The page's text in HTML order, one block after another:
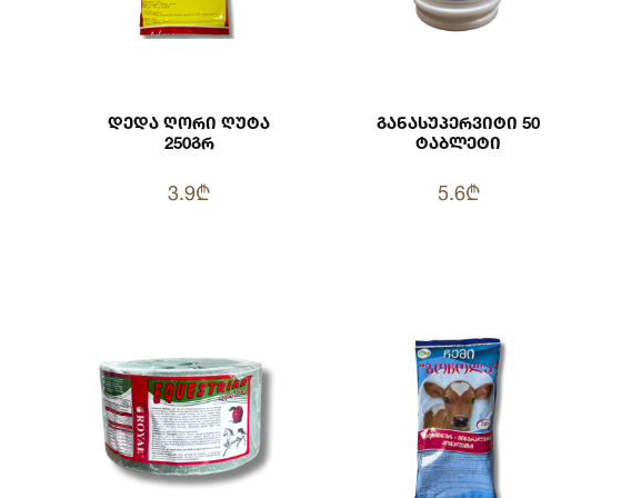
Დედა Ღორი Ღუტა
250გრ
3.9₾
Განასუპერვიტი 50
Ტაბლეტი
5.6₾